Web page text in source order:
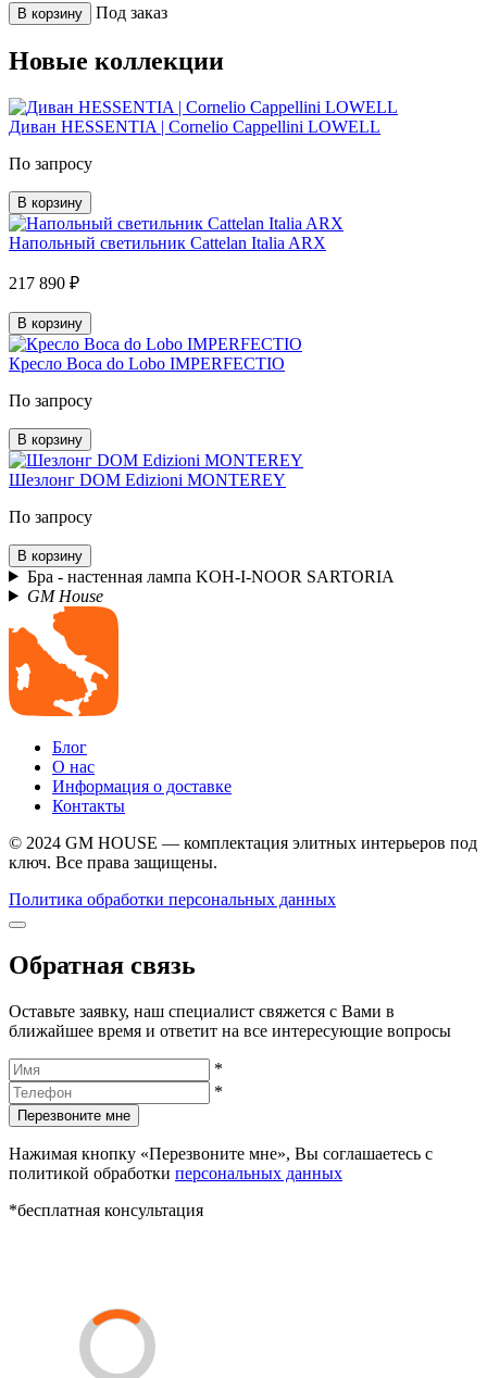
В корзину Под заказ
Новые коллекции
Диван HESSENTIA | Cornelio Cappellini LOWELL
По запросу
В корзину
Напольный светильник Cattelan Italia ARX
217 890 ₽
В корзину
Кресло Boca do Lobo IMPERFECTIO
По запросу
В корзину
Шезлонг DOM Edizioni MONTEREY
По запросу
В корзину
Бра - настенная лампа KOH-I-NOOR SARTORIA
GM House
Блог
О нас
Информация о доставке
Контакты
© 2024 GM HOUSE — комплектация элитных интерьеров под
ключ. Все права защищены.
Политика обработки персональных данных
Обратная связь
Оставьте заявку, наш специалист свяжется с Вами в
ближайшее время и ответит на все интересующие вопросы
*
*
Перезвоните мне
Нажимая кнопку «Перезвоните мне», Вы соглашаетесь с
политикой обработки персональных данных
*бесплатная консультация